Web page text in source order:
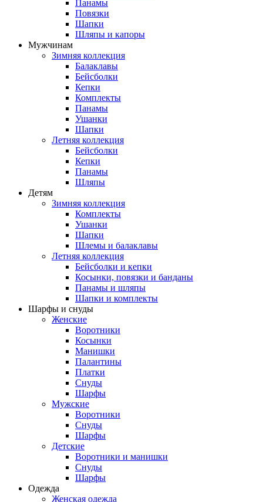
Панамы
Повязки
Шапки
Шляпы и капоры
Мужчинам
Зимняя коллекция
Балаклавы
Бейсболки
Кепки
Комплекты
Панамы
Ушанки
Шапки
Летняя коллекция
Бейсболки
Кепки
Панамы
Шляпы
Детям
Зимняя коллекция
Комплекты
Ушанки
Шапки
Шлемы и балаклавы
Летняя коллекция
Бейсболки и кепки
Косынки, повязки и банданы
Панамы и шляпы
Шапки и комплекты
Шарфы и снуды
Женские
Воротники
Косынки
Манишки
Палантины
Платки
Снуды
Шарфы
Мужские
Воротники
Снуды
Шарфы
Детские
Воротники и манишки
Снуды
Шарфы
Одежда
Женская одежда